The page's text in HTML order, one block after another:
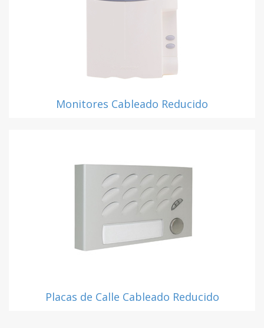
Monitores Cableado Reducido
Placas de Calle Cableado Reducido